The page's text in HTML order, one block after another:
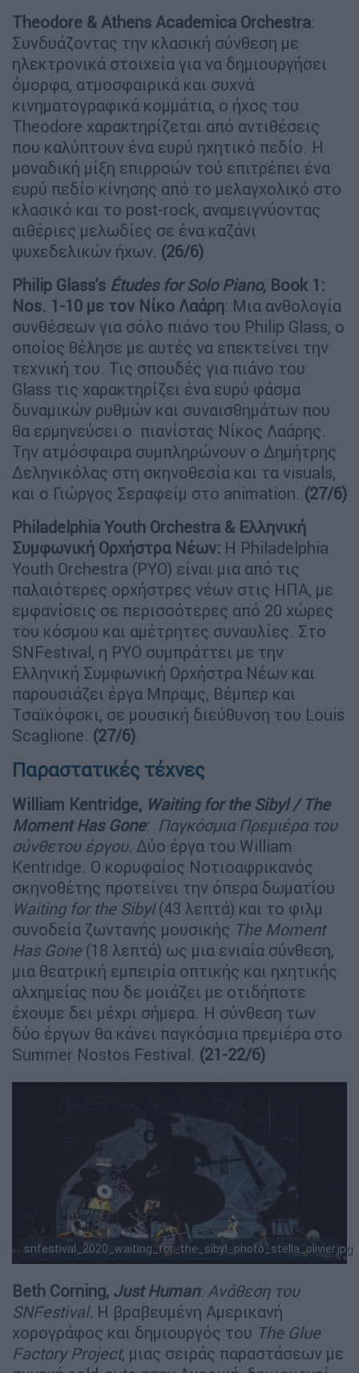
Theodore & Athens Academica Orchestra:
Συνδυάζοντας την κλασική σύνθεση με
ηλεκτρονικά στοιχεία για να δημιουργήσει
όμορφα, ατμοσφαιρικά και συχνά
κινηματογραφικά κομμάτια, ο ήχος του
Theodore χαρακτηρίζεται από αντιθέσεις
που καλύπτουν ένα ευρύ ηχητικό πεδίο. Η
μοναδική μίξη επιρροών τού επιτρέπει ένα
ευρύ πεδίο κίνησης από το μελαγχολικό στο
κλασικό και το post-rock, αναμειγνύοντας
αιθέριες μελωδίες σε ένα καζάνι
ψυχεδελικών ήχων. (26/6)
Philip Glass’s Études for Solo Piano, Book 1:
Nos. 1-10 με τον Νίκο Λαάρη: Μια ανθολογία
συνθέσεων για σόλο πιάνο του Philip Glass, o
οποίος θέλησε με αυτές να επεκτείνει την
τεχνική του. Τις σπουδές για πιάνο του
Glass τις χαρακτηρίζει ένα ευρύ φάσμα
δυναμικών ρυθμών και συναισθημάτων που
θα ερμηνεύσει ο πιανίστας Νίκος Λαάρης.
Την ατμόσφαιρα συμπληρώνουν ο Δημήτρης
Δεληνικόλας στη σκηνοθεσία και τα visuals,
και ο Γιώργος Σεραφείμ στο animation. (27/6)
Philadelphia Youth Orchestra & Ελληνική
Συμφωνική Ορχήστρα Νέων: H Philadelphia
Youth Orchestra (PYO) είναι μια από τις
παλαιότερες ορχήστρες νέων στις ΗΠΑ, με
εμφανίσεις σε περισσότερες από 20 χώρες
του κόσμου και αμέτρητες συναυλίες. Στο
SNFestival, η PYO συμπράττει με την
Ελληνική Συμφωνική Ορχήστρα Νέων και
παρουσιάζει έργα Μπραμς, Βέμπερ και
Τσαϊκόφσκι, σε μουσική διεύθυνση του Louis
Scaglione. (27/6)
Παραστατικές τέχνες
William Kentridge, Waiting for the Sibyl/ The
Moment Has Gone: Παγκόσμια Πρεμιέρα του
σύνθετου έργου. Δύο έργα του William
Kentridge. Ο κορυφαίος Νοτιοαφρικανός
σκηνοθέτης προτείνει την όπερα δωματίου
Waiting for the Sibyl(43 λεπτά) και το φιλμ
συνοδεία ζωντανής μουσικής The Moment
Has Gone(18 λεπτά) ως μια ενιαία σύνθεση,
μια θεατρική εμπειρία οπτικής και ηχητικής
αλχημείας που δε μοιάζει με οτιδήποτε
έχουμε δει μέχρι σήμερα. Η σύνθεση των
δύο έργων θα κάνει παγκόσμια πρεμιέρα στο
Summer Nostos Festival. (21-22/6)
snfestival_2020_waiting_for_the_sibyl_photo_stella_olivier.jpg
Beth Corning, Just Human: Ανάθεση του
SNFestival. Η βραβευμένη Αμερικανή
χορογράφος και δημιουργός του The Glue
Factory Project, μιας σειράς παραστάσεων με